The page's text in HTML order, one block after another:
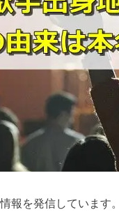
報を発信しています。